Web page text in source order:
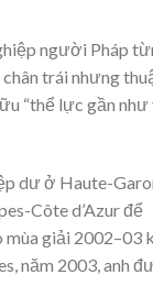
người Pháp
trái nhưng
“thể lực gần như
dư ở Haute-
Côte d’Azur để
mùa giải 2002–03
năm 2003, anh